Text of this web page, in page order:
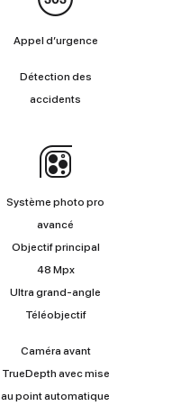
Appel d’urgence
Détection des
accidents
Système photo pro
avancé
Objectif principal
48 Mpx
Ultra grand‑angle
Téléobjectif
Caméra avant
TrueDepth avec mise
au point automatique